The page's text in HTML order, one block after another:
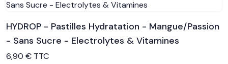
Voir le produit
HYDROP - Pastilles Hydratation - Mangue/Passion
- Sans Sucre - Electrolytes & Vitamines
6,90 € TTC